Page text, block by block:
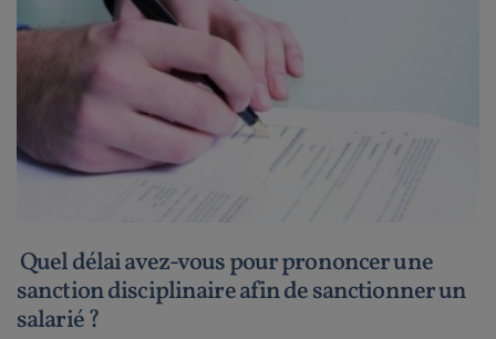
Quel délai avez-vous pour prononcer une
sanction disciplinaire afin de sanctionner un
salarié ?